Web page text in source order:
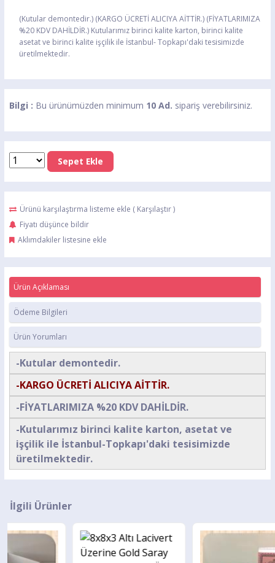
(Kutular demontedir.) (KARGO ÜCRETİ ALICIYA AİTTİR.) (FİYATLARIMIZA
%20 KDV DAHİLDİR.) Kutularımız birinci kalite karton, birinci kalite
asetat ve birinci kalite işçilik ile İstanbul- Topkapı'daki tesisimizde
üretilmektedir.
Bilgi : Bu ürünümüzden minimum 10 Ad. sipariş verebilirsiniz.
Sepet Ekle
Ürünü karşılaştırma listeme ekle ( Karşılaştır)
Fiyatı düşünce bildir
Aklımdakiler listesine ekle
Ürün Açıklaması
Ödeme Bilgileri
Ürün Yorumları
-Kutular demontedir.
-KARGO ÜCRETİ ALICIYA AİTTİR.
-FİYATLARIMIZA %20 KDV DAHİLDİR.
-Kutularımız birinci kalite karton, asetat ve
işçilik ile İstanbul-Topkapı'daki tesisimizde
üretilmektedir.
İlgili Ürünler